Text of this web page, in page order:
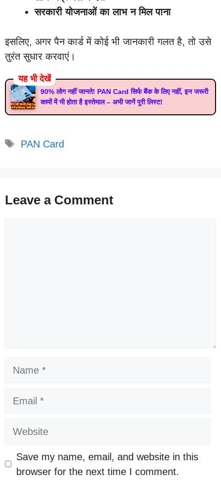
सरकारी योजनाओं का लाभ न मिल पाना
इसलिए, अगर पैन कार्ड में कोई भी जानकारी गलत है, तो उसे
तुरंत सुधार करवाएं।
यह भी देखें
90% लोग नहीं जानते! PAN Card सिर्फ बैंक के लिए नहीं, इन जरूरी
कामों में भी होता है इस्तेमाल – अभी जानें पूरी लिस्ट!
Tags
PAN Card
Leave a Comment
Name
Email
Website
Save my name, email, and website in this
browser for the next time I comment.